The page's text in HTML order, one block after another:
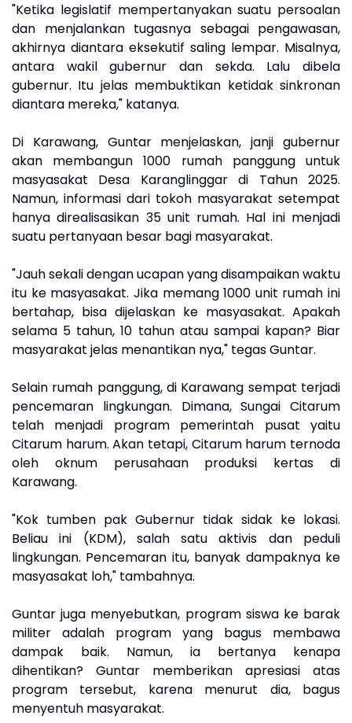
"Ketika legislatif mempertanyakan suatu persoalan
dan menjalankan tugasnya sebagai pengawasan,
akhirnya diantara eksekutif saling lempar. Misalnya,
antara wakil gubernur dan sekda. Lalu dibela
gubernur. Itu jelas membuktikan ketidak sinkronan
diantara mereka," katanya.
Di Karawang, Guntar menjelaskan, janji gubernur
akan membangun 1000 rumah panggung untuk
masyasakat Desa Karanglinggar di Tahun 2025.
Namun, informasi dari tokoh masyarakat setempat
hanya direalisasikan 35 unit rumah. Hal ini menjadi
suatu pertanyaan besar bagi masyarakat.
"Jauh sekali dengan ucapan yang disampaikan waktu
itu ke masyasakat. Jika memang 1000 unit rumah ini
bertahap, bisa dijelaskan ke masyasakat. Apakah
selama 5 tahun, 10 tahun atau sampai kapan? Biar
masyarakat jelas menantikan nya," tegas Guntar.
Selain rumah panggung, di Karawang sempat terjadi
pencemaran lingkungan. Dimana, Sungai Citarum
telah menjadi program pemerintah pusat yaitu
Citarum harum. Akan tetapi, Citarum harum ternoda
oleh oknum perusahaan produksi kertas di
Karawang.
"Kok tumben pak Gubernur tidak sidak ke lokasi.
Beliau ini (KDM), salah satu aktivis dan peduli
lingkungan. Pencemaran itu, banyak dampaknya ke
masyasakat loh," tambahnya.
Guntar juga menyebutkan, program siswa ke barak
militer adalah program yang bagus membawa
dampak baik. Namun, ia bertanya kenapa
dihentikan? Guntar memberikan apresiasi atas
program tersebut, karena menurut dia, bagus
menyentuh masyarakat.